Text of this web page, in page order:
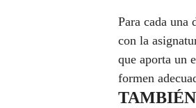
Para cada una
con la
que aporta un
formen